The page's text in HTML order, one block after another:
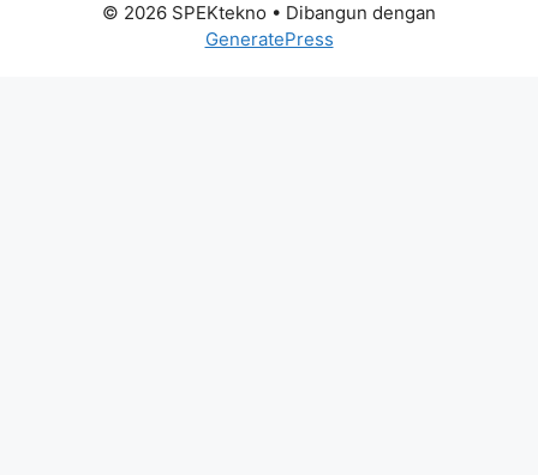
© 2026 SPEKtekno • Dibangun dengan
GeneratePress